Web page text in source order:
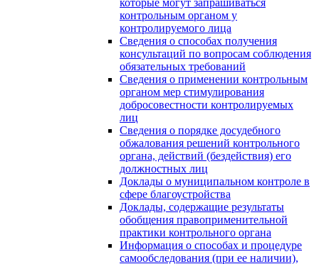
контрольным органом у
контролируемого лица
Сведения о способах получения
консультаций по вопросам соблюдения
обязательных требований
Сведения о применении контрольным
органом мер стимулирования
добросовестности контролируемых
лиц
Сведения о порядке досудебного
обжалования решений контрольного
органа, действий (бездействия) его
должностных лиц
Доклады о муниципальном контроле в
сфере благоустройства
Доклады, содержащие результаты
обобщения правоприменительной
практики контрольного органа
Информация о способах и процедуре
самообследования (при ее наличии),